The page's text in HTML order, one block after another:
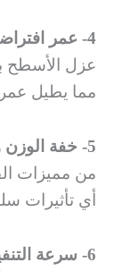
4- عمر افتراضي طويل للسطح
عزل الأسطح
مما يطيل
5- خفة الوزن وعدم التأثير على هيكل المبنى
من مميزات
أي تأثيرات
6- سرعة التنفيذ وسهولة التطبيق